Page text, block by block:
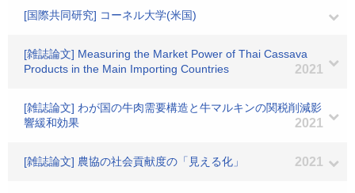
[国際共同研究] コーネル大学(米国)
[雑誌論文] Measuring the Market Power of Thai Cassava
Products in the Main Importing Countries
2021
[雑誌論文] わが国の牛肉需要構造と牛マルキンの関税削減影
響緩和効果
2021
[雑誌論文] 農協の社会貢献度の「見える化」 2021